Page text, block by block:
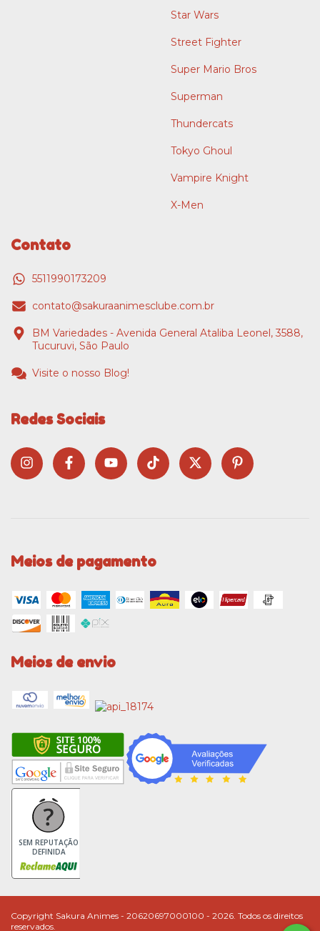
Star Wars
Street Fighter
Super Mario Bros
Superman
Thundercats
Tokyo Ghoul
Vampire Knight
X-Men
Contato
5511990173209
contato@sakuraanimesclube.com.br
BM Variedades - Avenida General Ataliba Leonel, 3588,
Tucuruvi, São Paulo
Visite o nosso Blog!
Redes Sociais
Meios de pagamento
Meios de envio
SEM REPUTAÇÃO
DEFINIDA
Copyright Sakura Animes - 20620697000100 - 2026. Todos os direitos
reservados.